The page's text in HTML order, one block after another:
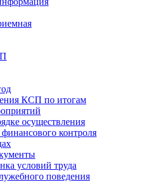
КСП по итогам
осуществления
контроля
условий труда
поведения